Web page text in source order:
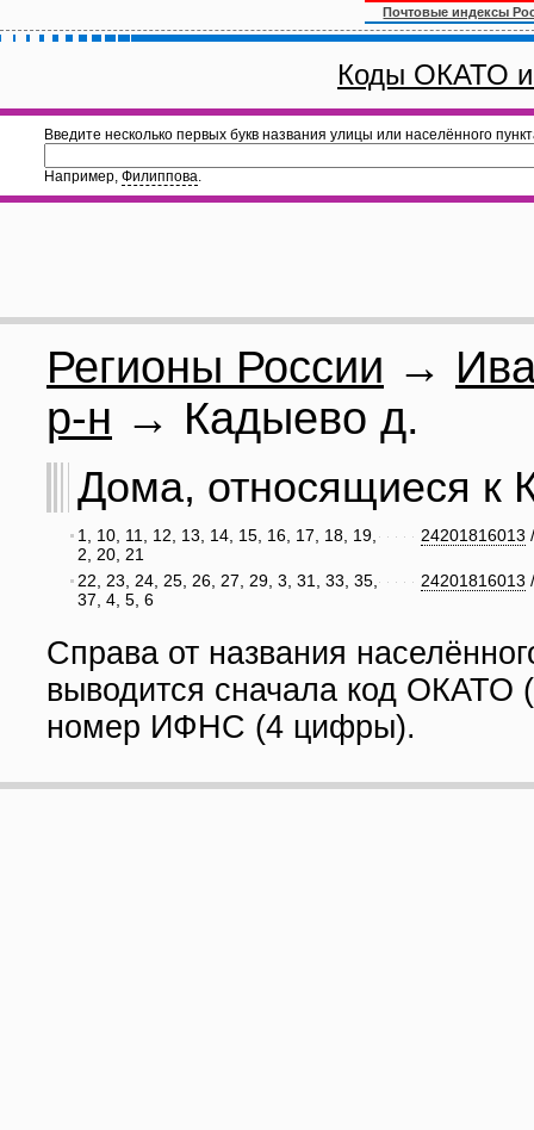
Почтовые индексы
Коды ОКАТО
Введите несколько первых букв названия улицы или населённого
Например, Филиппова.
Регионы России →
р-н → Кадыево д.
Дома, относящиеся к
24201816013
1, 10, 11, 12, 13, 14, 15, 16, 17, 18, 19,
2, 20, 21
24201816013
22, 23, 24, 25, 26, 27, 29, 3, 31, 33, 35,
37, 4, 5, 6
Справа от названия
выводится сначала код ОКАТО
номер ИФНС (4 цифры).